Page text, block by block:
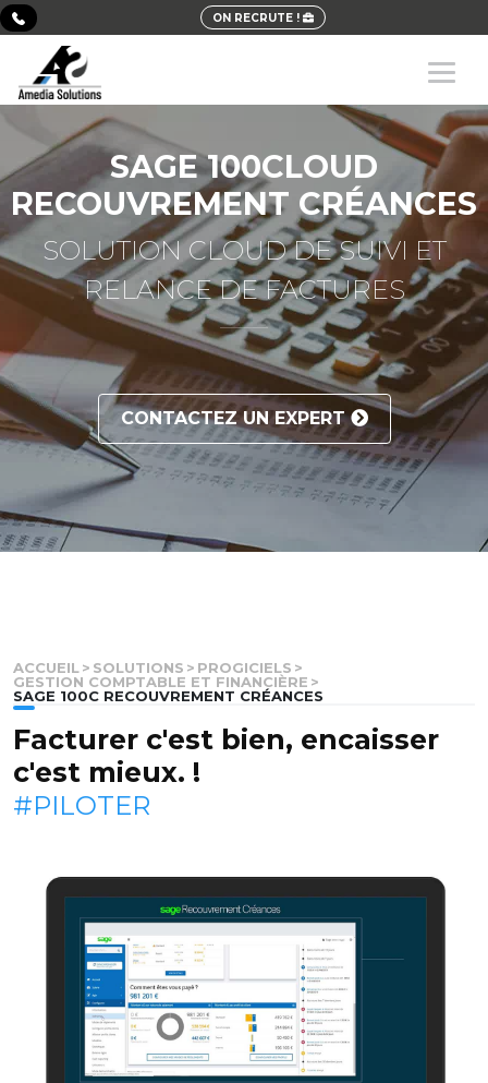
ON RECRUTE !
SAGE 100CLOUD
RECOUVREMENT CRÉANCES
SOLUTION CLOUD DE SUIVI ET
RELANCE DE FACTURES
CONTACTEZ UN EXPERT
ACCUEIL> SOLUTIONS > PROGICIELS >
GESTION COMPTABLE ET FINANCIÈRE >
SAGE 100C RECOUVREMENT CRÉANCES
Facturer c'est bien, encaisser
c'est mieux. !
#PILOTER